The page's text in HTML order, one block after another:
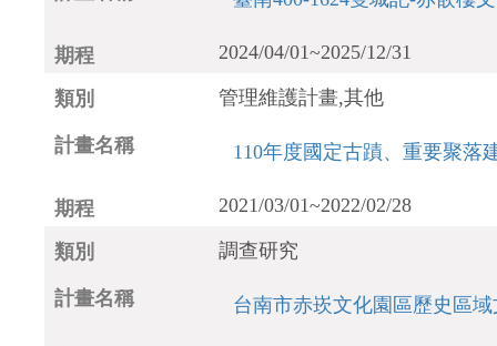
2024/04/01~2025/12/31
管理維護計畫,其他
110年度國定古蹟、重要聚落
2021/03/01~2022/02/28
調查研究
台南市赤崁文化園區歷史區